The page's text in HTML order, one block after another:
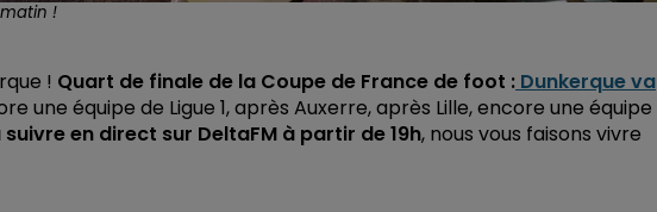
matin !
! Quart de finale de la Coupe de France de foot : Dunkerque va
une équipe de Ligue 1, après Auxerre, après Lille, encore une équipe
en direct sur DeltaFM à partir de 19h, nous vous faisons vivre